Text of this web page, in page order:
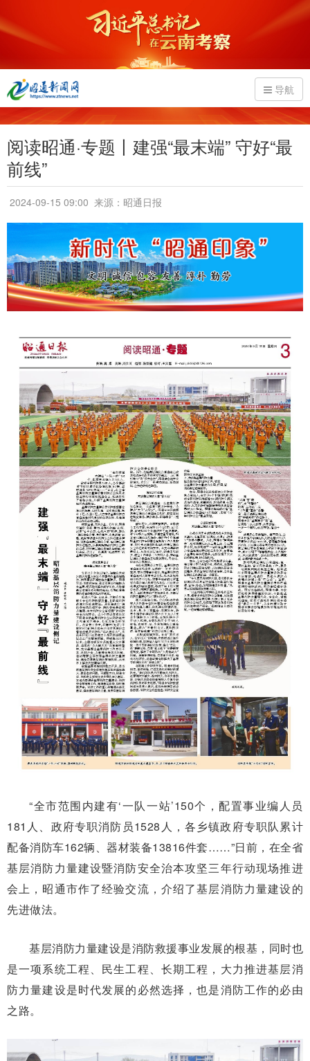
导航
阅读昭通·专题丨建强“最末端” 守好“最
前线”
2024-09-15 09:00 来源：昭通日报
“全市范围内建有‘一队一站’150个，配置事业编人员
181人、政府专职消防员1528人，各乡镇政府专职队累计
配备消防车162辆、器材装备13816件套……”日前，在全省
基层消防力量建设暨消防安全治本攻坚三年行动现场推进
会上，昭通市作了经验交流，介绍了基层消防力量建设的
先进做法。
基层消防力量建设是消防救援事业发展的根基，同时也
是一项系统工程、民生工程、长期工程，大力推进基层消
防力量建设是时代发展的必然选择，也是消防工作的必由
之路。